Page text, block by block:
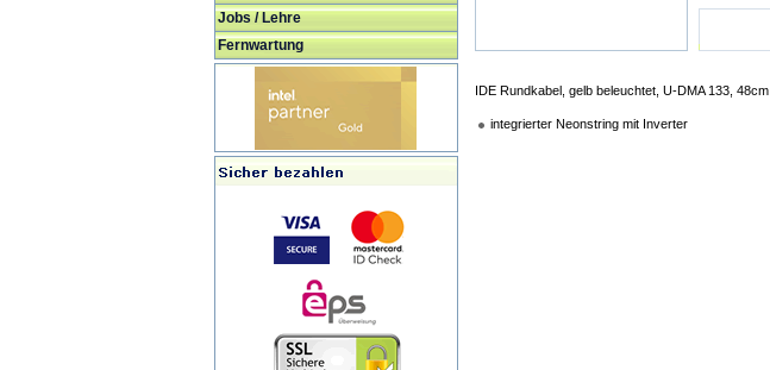
Jobs / Lehre
Fernwartung
IDE Rundkabel, gelb beleuchtet, U-DMA 133, 48cm
integrierter Neonstring mit Inverter